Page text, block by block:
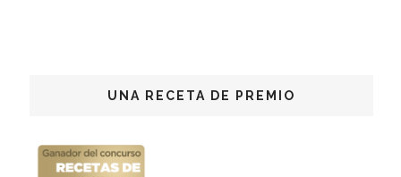
UNA RECETA DE PREMIO